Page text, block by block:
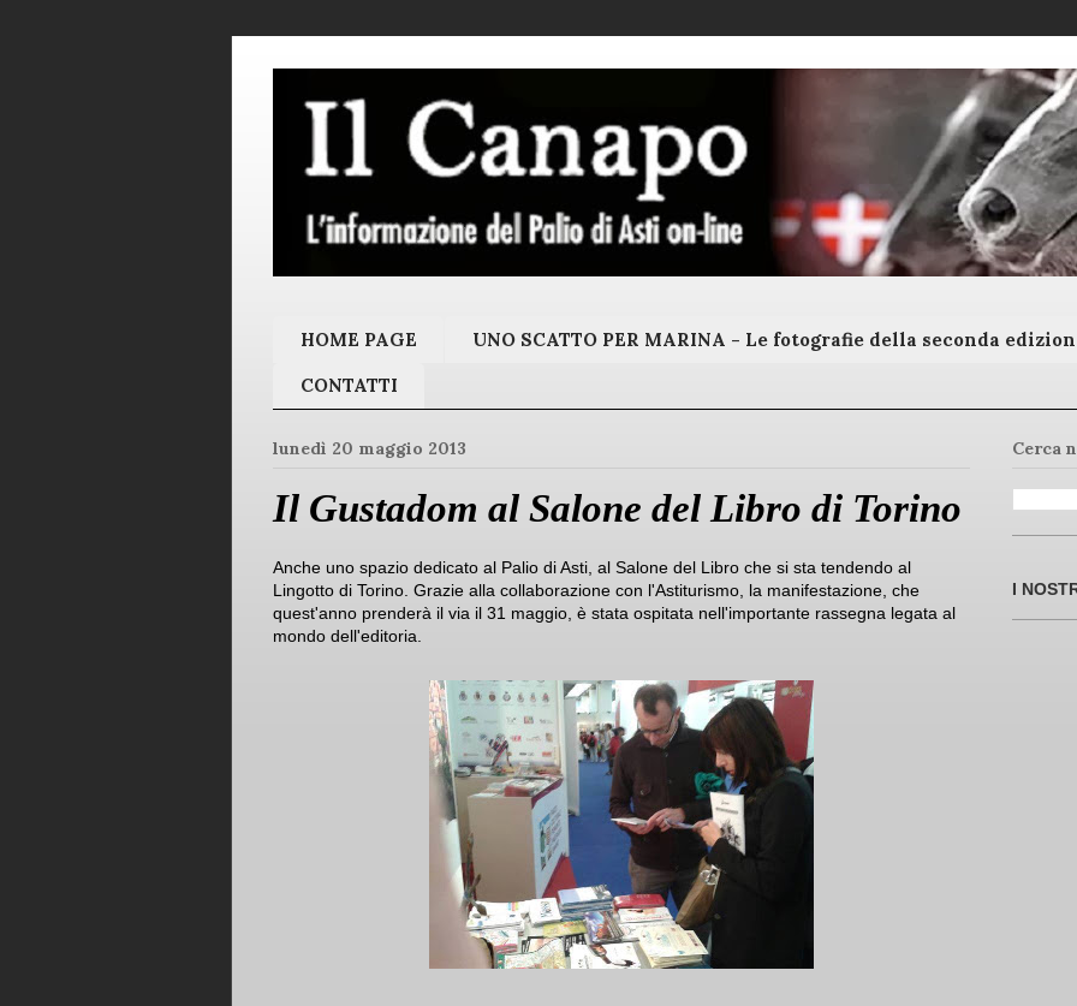
HOME PAGE UNO SCATTO PER MARINA - Le fotografie della seconda
CONTATTI
lunedì 20 maggio 2013
Il Gustadom al Salone del Libro di Torino
Anche uno spazio dedicato al Palio di Asti, al Salone del Libro che si sta tendendo al
Lingotto di Torino. Grazie alla collaborazione con l'Astiturismo, la manifestazione, che
quest'anno prenderà il via il 31 maggio, è stata ospitata nell'importante rassegna legata al
mondo dell'editoria.
Cerca
I